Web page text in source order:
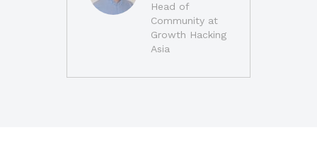
Head of
Community at
Growth Hacking
Asia